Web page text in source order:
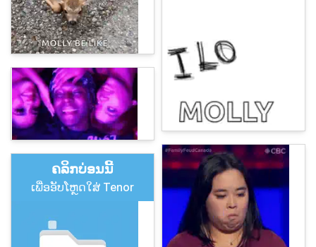
ຄລິກບ່ອນນີ້
ເພື່ອອັບໂຫຼດໃສ່ Tenor